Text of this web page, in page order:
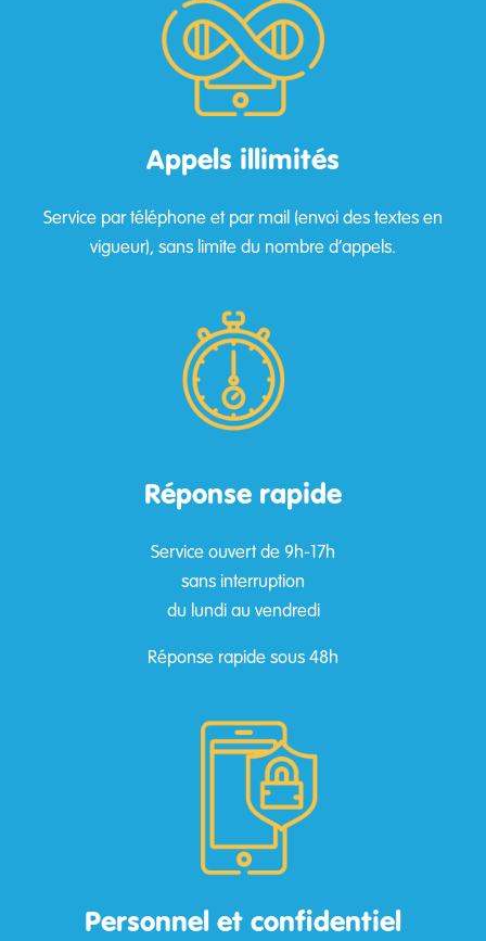
Appels illimités
Service par téléphone et par mail (envoi des textes en
vigueur), sans limite du nombre d’appels.
Réponse rapide
Service ouvert de 9h-17h
sans interruption
du lundi au vendredi
Réponse rapide sous 48h
Personnel et confidentiel